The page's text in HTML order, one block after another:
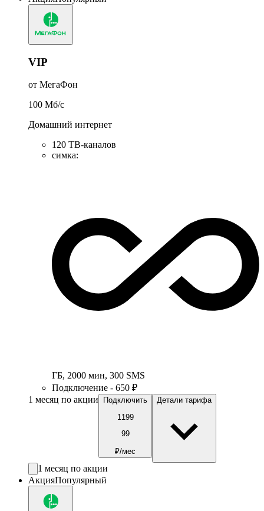
VIP
от МегаФон
100 Мб/c
Домашний интернет
120 ТВ-каналов
симка:
ГБ, 2000 мин, 300 SMS
Подключение - 650 ₽
1 месяц по акции
Подключить
1199
99
₽/мес
Детали тарифа
1 месяц по акции
АкцияПопулярный